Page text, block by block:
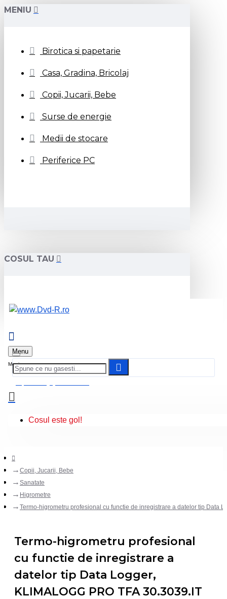
MENIU
Birotica si papetarie
Casa, Gradina, Bricolaj
Copii, Jucarii, Bebe
Surse de energie
Medii de stocare
Periferice PC
COSUL TAU
Menu
Cosul este gol!
Copii, Jucarii, Bebe
Sanatate
Higrometre
Termo-higrometru profesional cu functie de inregistrare a datelor tip Data
Termo-higrometru profesional
cu functie de inregistrare a
datelor tip Data Logger,
KLIMALOGG PRO TFA 30.3039.IT